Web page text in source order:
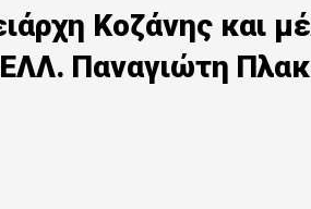
Κοζάνης και
Παναγιώτη